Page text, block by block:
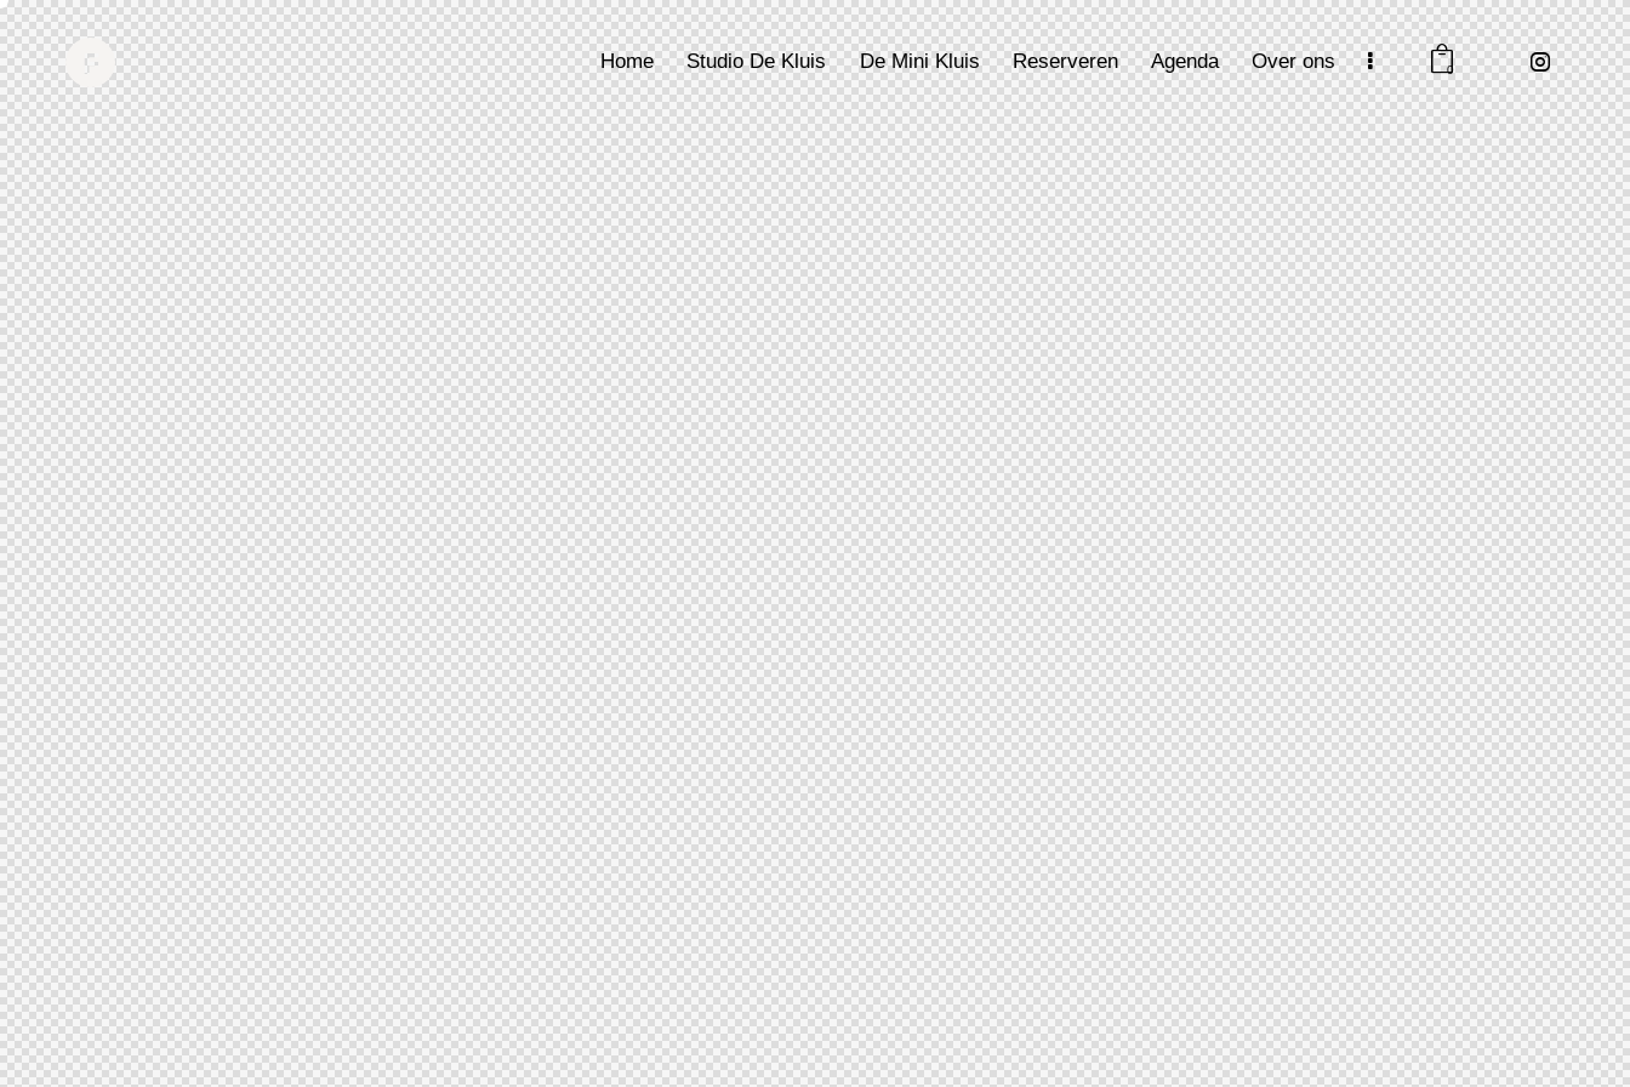
Home Studio De Kluis De Mini Kluis Reserveren Agenda Over ons 0
Home Studio De Kluis De Mini Kluis Reserveren Agenda Over ons Contact 0